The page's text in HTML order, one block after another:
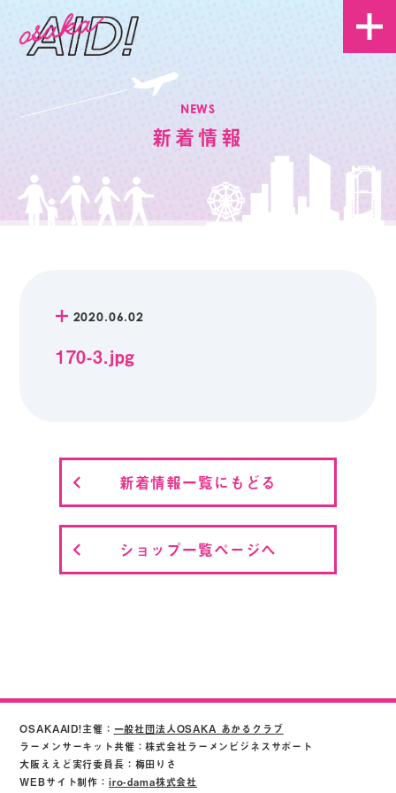
NEWS
新着情報
2020.06.02
170-3.jpg
新着情報一覧にもどる
ショップ一覧ページへ
OSAKAAID!主催： 一般社団法人OSAKA あかるクラブ
ラーメンサーキット共催：株式会社ラーメンビジネスサポート
大阪ええど実行委員長：梅田りさ
WEBサイト制作： iro-dama株式会社